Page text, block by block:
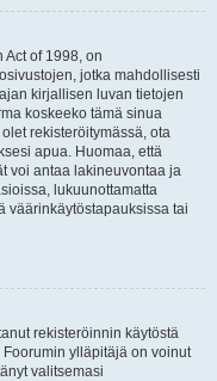
Act of 1998, on
jotka mahdollisesti
kirjallisen luvan tietojen
koskeeko tämä sinua
rekisteröitymässä, ota
apua. Huomaa, että
voi antaa lakineuvontaa ja
lukuunottamatta
väärinkäytöstapauksissa tai
rekisteröinnin käytöstä
ylläpitäjä on voinut
valitsemasi